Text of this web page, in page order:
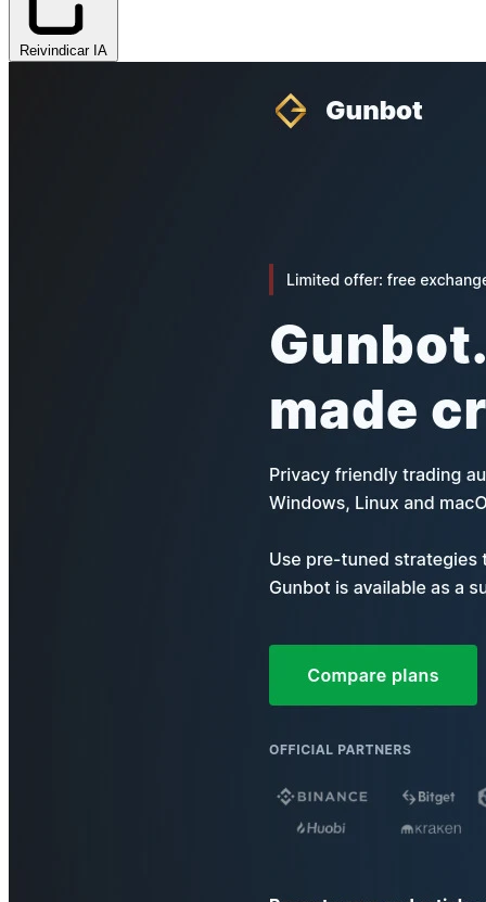
Reivindicar IA